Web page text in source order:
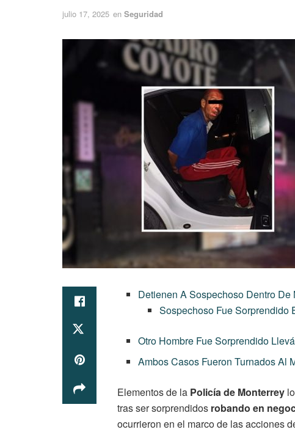
julio 17, 2025 en Seguridad
Detienen A Sospechoso Dentro
Sospechoso Fue Sorprendido
Otro Hombre Fue Sorprendido
Ambos Casos Fueron Turnados Al
Elementos de la Policía de Monterrey
tras ser sorprendidos robando en
ocurrieron en el marco de las acciones